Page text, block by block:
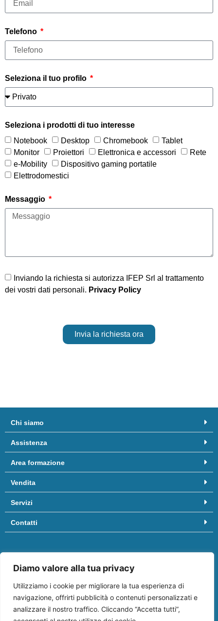
Diamo valore alla tua privacy
Utilizziamo i cookie per migliorare la tua esperienza di
navigazione, offrirti pubblicità o contenuti personalizzati e
analizzare il nostro traffico. Cliccando “Accetta tutti”,
Telefono
Seleziona il tuo profilo
Seleziona i prodotti di tuo interesse
Notebook
Desktop Chromebook
Tablet
Monitor
Proiettori Elettronica e accessori
Rete
e-Mobility
Dispositivo gaming portatile
Elettrodomestici
Messaggio
Inviando la richiesta si autorizza IFEP Srl al trattamento
dei vostri dati personali. Privacy Policy
Invia la richiesta ora
Chi siamo
Assistenza
Area formazione
Vendita
Servizi
Contatti
ainfo@ifep.it
piano edificio Business, 80029 Sant’Antimo (NA)